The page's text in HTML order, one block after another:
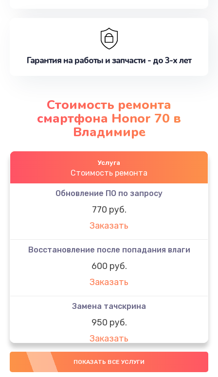
Гарантия на работы и запчасти - до 3-х лет
Стоимость ремонта
смартфона Honor 70 в
Владимире
Услуга
Стоимость ремонта
Обновление ПО по запросу
770 руб.
Заказать
Восстановление после попадания влаги
600 руб.
Заказать
Замена тачскрина
950 руб.
Заказать
Замена динамиков
ПОКАЗАТЬ ВСЕ УСЛУГИ